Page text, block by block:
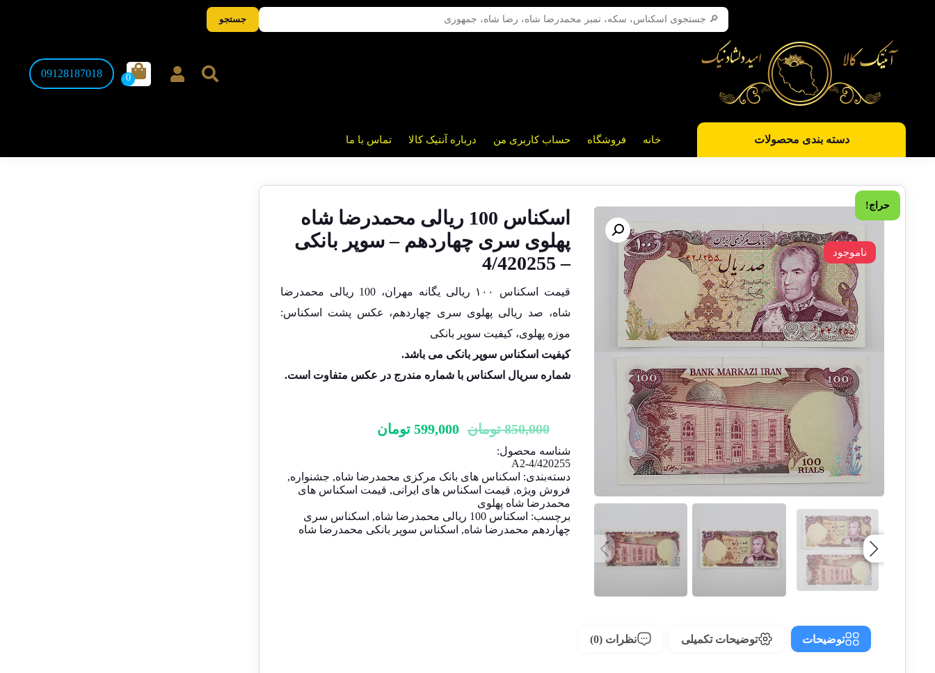
09128187018
دسته بندی محصولات خانه فروشگاه حساب کاربری من درباره آنتیک کالا تماس با ما
حراج!
اسکناس 100 ریالی محمدرضا شاه
پهلوی سری چهاردهم – سوپر بانکی
– 4/420255
قیمت اسکناس ۱۰۰ ریالی یگانه مهران، 100 ریالی محمدرضا
شاه، صد ریالی پهلوی سری چهاردهم، عکس پشت اسکناس:
موزه پهلوی، کیفیت سوپر بانکی
کیفیت اسکناس سوپر بانکی می باشد.
شماره سریال اسکناس با شماره مندرج در عکس متفاوت است.
850,000 تومان 599,000 تومان
ناموجود
شناسه محصول:
A2-4/420255
دسته‌بندی: اسکناس های بانک مرکزی محمدرضا شاه, جشنواره,
فروش ویژه, قیمت اسکناس های ایرانی, قیمت اسکناس های
محمدرضا شاه پهلوی
برچسب: اسکناس 100 ریالی محمدرضا شاه , اسکناس سری
چهاردهم محمدرضا شاه, اسکناس سوپر بانکی محمدرضا شاه
توضیحات توضیحات تکمیلی نظرات (0)
جستجو